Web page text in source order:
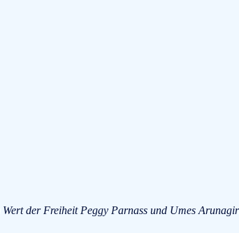
der Freiheit Peggy Parnass und Umes